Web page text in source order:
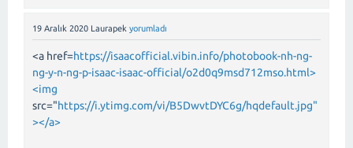
19 Aralık 2020 Laurapek yorumladı
<a href=https://isaacofficial.vibin.info/photobook-nh-ng-
ng-y-n-ng-p-isaac-isaac-official/o2d0q9msd712mso.html>
<img
src="https://i.ytimg.com/vi/B5DwvtDYC6g/hqdefault.jpg"
></a>